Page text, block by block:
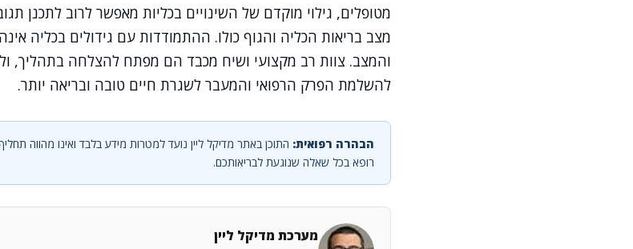
מטופלים, גילוי מוקדם של השינויים בכליות מאפשר לרוב לתכנן
מצב בריאות הכליה והגוף כולו. ההתמודדות עם גידולים בכליה
והמצב. צוות רב מקצועי ושיח מכבד הם מפתח להצלחה בתהליך,
להשלמת הפרק הרפואי והמעבר לשגרת חיים טובה ובריאה יותר.
הבהרה רפואית: התוכן באתר מדיקל ליין נועד למטרות מידע בלבד ואינו מהווה
רופא בכל שאלה שנוגעת לבריאותכם.
מערכת מדיקל ליין